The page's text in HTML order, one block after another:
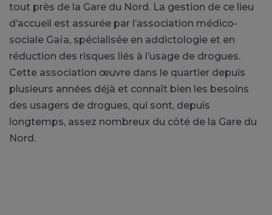
tout près de la Gare du Nord. La gestion de ce lieu
d’accueil est assurée par l’association médico-
sociale Gaïa, spécialisée en addictologie et en
réduction des risques liés à l’usage de drogues.
Cette association œuvre dans le quartier depuis
plusieurs années déjà et connaît bien les besoins
des usagers de drogues, qui sont, depuis
longtemps, assez nombreux du côté de la Gare du
Nord.